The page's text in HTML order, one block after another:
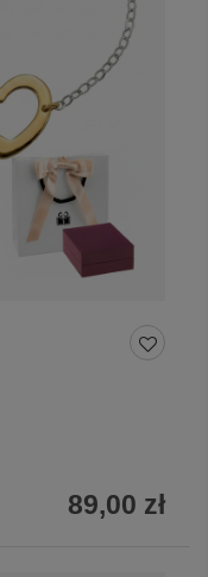
89,00 zł